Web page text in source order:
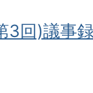
3回)議事